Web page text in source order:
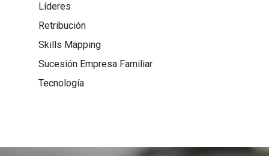
Líderes
Retribución
Skills Mapping
Sucesión Empresa Familiar
Tecnología